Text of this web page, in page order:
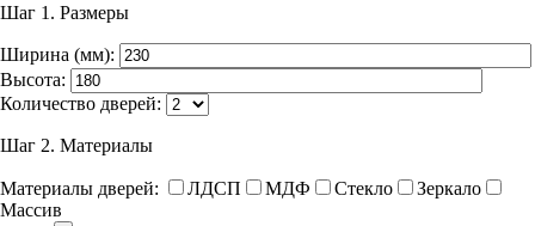
Шаг 1. Размеры
Ширина (мм):
Высота:
Количество дверей:
Шаг 2. Материалы
Материалы дверей: ЛДСП МДФ Стекло
Зеркало
Массив